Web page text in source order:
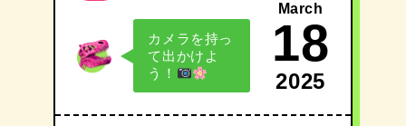
カメラを持っ
て出かけよ
う！
March
18
2025